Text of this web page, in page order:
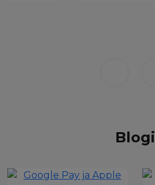
Blogi